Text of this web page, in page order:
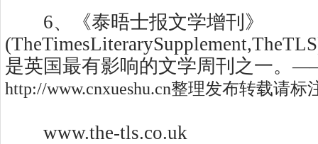
6、《泰晤士报文学增刊》
是英国最有影响的文学周刊之一。
http://www.cnxueshu.cn整理发布转载请标
www.the-tls.co.uk